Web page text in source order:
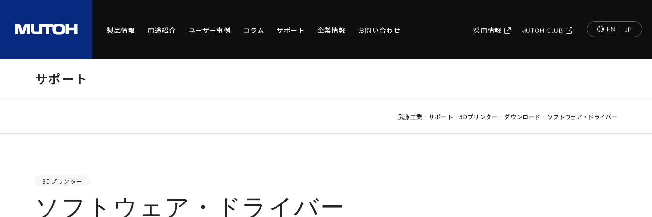
製品情報 用途紹介 ユーザー事例 コラム サポート 企業情報 お問い合わせ 採用情報 MUTOH CLUB EN JP
サポート
武藤工業 - サポート -3Dプリンター -ダウンロード - ソフトウェア・ドライバー
3Dプリンター
ソフトウェア・ドライバー